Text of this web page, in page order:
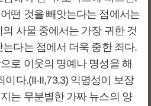
떤 것을 빼앗는다는 점에서는
사물 중에서는 가장 귀한 것
다는 점에서 더욱 중한 죄다.
로 이웃의 명예나 명성을 해
다.(II-II,73,3) 익명성이 보장
는 무분별한 가짜 뉴스의 양